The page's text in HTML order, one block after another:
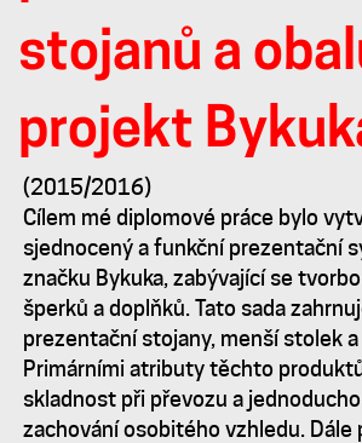
stojanů a
projekt
stojanů
a
obalů
pro
projekt
Bykuka
(2015/2016)
Cílem mé diplomové práce bylo
sjednocený a funkční prezentační
značku Bykuka, zabývající se
šperků a doplňků. Tato sada
prezentační stojany, menší stolek
Primárními atributy těchto
skladnost při převozu a
zachování osobitého vzhledu. Dále